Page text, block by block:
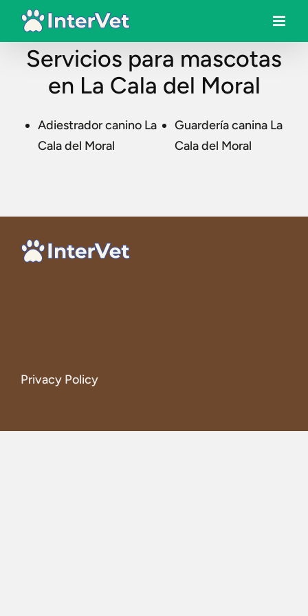
Servicios para mascotas
en La Cala del Moral
Adiestrador canino La
Cala del Moral
Guardería canina La
Cala del Moral
Privacy Policy